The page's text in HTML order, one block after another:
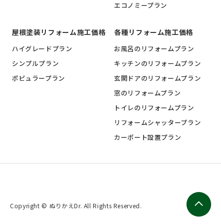
エコノミープラン
屋根塗装リフォーム施工価格
ハイグレードプラン
シンプルプラン
ポピュラープラン
各種リフォーム施工価格
お風呂のリフォームプラン
キッチンのリフォームプラン
玄関ドアのリフォームプラン
窓のリフォームプラン
トイレのリフォームプラン
リフォームシャッタープラン
カーポート設置プラン
Copyright © ぬりかえDr. All Rights Reserved.